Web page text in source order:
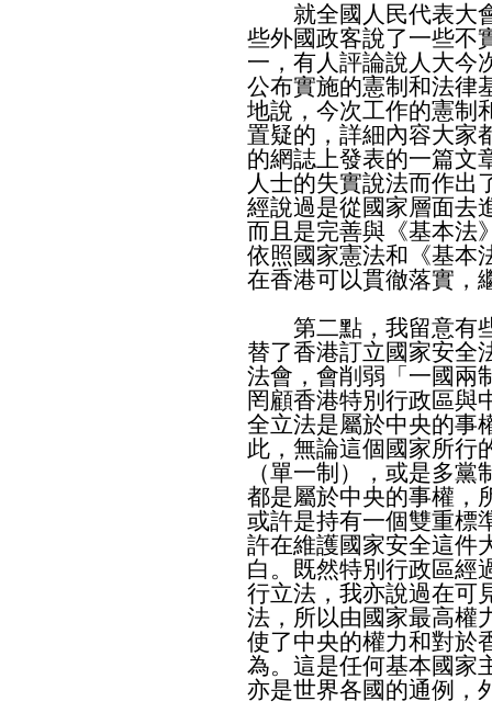
就全國人民代表大會
些外國政客說了一些不
一，有人評論說人大今
公布實施的憲制和法律
地說，今次工作的憲制
置疑的，詳細內容大家
的網誌上發表的一篇文
人士的失實說法而作出
經說過是從國家層面去
而且是完善與《基本法
依照國家憲法和《基本
在香港可以貫徹落實，
第二點，我留意有些
替了香港訂立國家安全
法會，會削弱「一國兩
罔顧香港特別行政區與
全立法是屬於中央的事
此，無論這個國家所行
（單一制），或是多
都是屬於中央的事權，
或許是持有一個雙重標
許在維護國家安全這件
白。既然特別行政區經
行立法，我亦說過在可
法，所以由國家最高權
使了中央的權力和對於
為。這是任何基本國家
亦是世界各國的通例，